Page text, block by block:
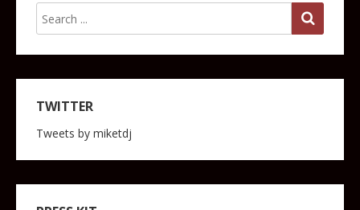
TWITTER
Tweets by miketdj